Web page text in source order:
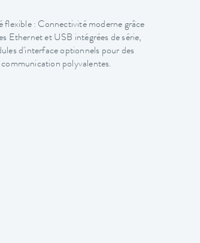
flexible : Connectivité moderne grâce
Ethernet et USB intégrées de série,
d'interface optionnels pour des
polyvalentes.